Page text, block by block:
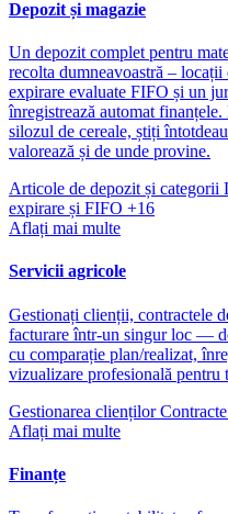
Depozit și magazie
Un depozit complet pentru
recolta dumneavoastră –
expirare evaluate FIFO și un
înregistrează automat
silozul de cereale, știți
valorează și de unde provine.
Articole de depozit și categorii
expirare și FIFO +16
Aflați mai multe
Servicii agricole
Gestionați clienții, contractele
facturare într-un singur loc —
cu comparație plan/realizat,
vizualizare profesională pentru
Gestionarea clienților
Aflați mai multe
Finanțe